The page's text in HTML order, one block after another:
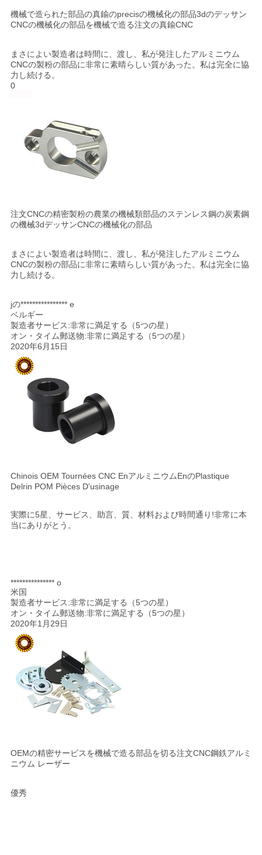
プ
ラ
イ
シ
機械で造られた部品の真鍮のprecisの機械化の部品3dのデッサン
CNCの機械化の部品を機械で造る注文の真鍮CNC
まさによい製造者は時間に、渡し、私が発注したアルミニウム
CNCの製粉の部品に非常に素晴らしい質があった。私は完全に協
力し続ける。
0
注文CNCの精密製粉の農業の機械類部品のステンレス鋼の炭素鋼
の機械3dデッサンCNCの機械化の部品
まさによい製造者は時間に、渡し、私が発注したアルミニウム
CNCの製粉の部品に非常に素晴らしい質があった。私は完全に協
力し続ける。
jの**************** e
ベルギー
製造者サービス:非常に満足する（5つの星）
オン・タイム郵送物:非常に満足する（5つの星）
2020年6月15日
Chinois OEM Tournées CNC EnアルミニウムEnのPlastique
Delrin POM Pièces D'usinage
実際に5星、サービス、助言、質、材料および時間通り!非常に本
当にありがとう。
*************** o
米国
製造者サービス:非常に満足する（5つの星）
オン・タイム郵送物:非常に満足する（5つの星）
2020年1月29日
OEMの精密サービスを機械で造る部品を切る注文CNC鋼鉄アルミ
ニウム レーザー
優秀